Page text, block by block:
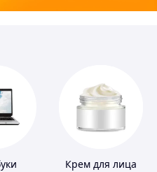
Крем для лица